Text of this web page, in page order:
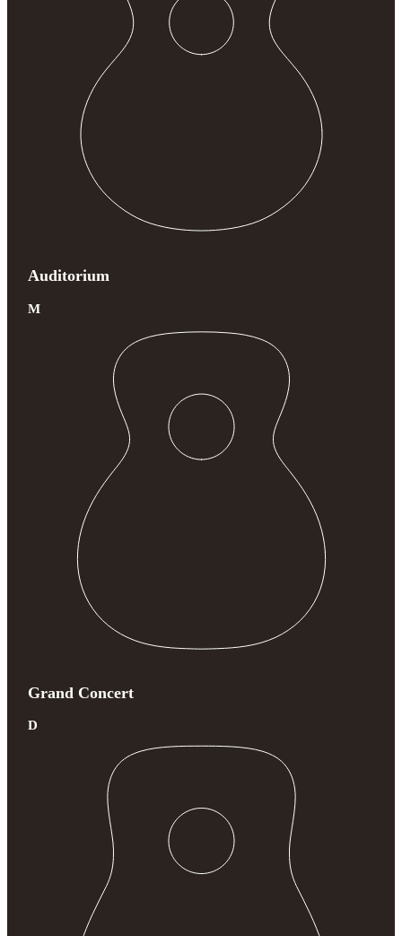
Auditorium
M
Grand Concert
D